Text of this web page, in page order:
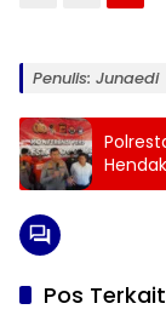
Penulis: Junaedi
Pos Terkait